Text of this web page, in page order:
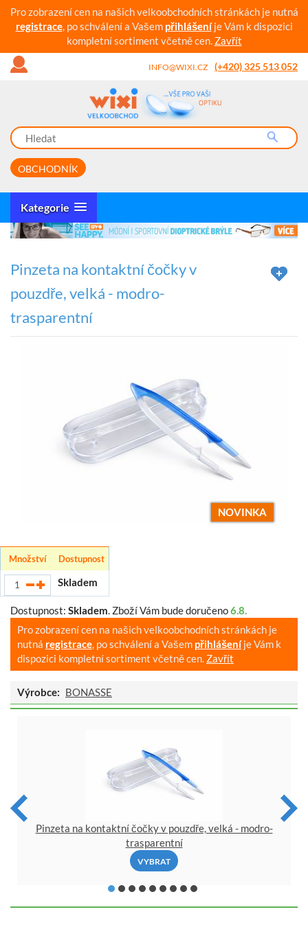
Pro zobrazení cen na našich velkoobchodních stránkách je nutná
registrace, po schválení a Vašem přihlášeníje Vám k dispozici
kompletní sortiment včetně cen. Zavřít
INFO@WIXI.CZ (+420) 325 513 052
OBCHODNÍK
Kategorie
Pinzeta na kontaktní čočky v
pouzdře, velká - modro-
trasparentní
NOVINKA
Množství Dostupnost
Skladem
Dostupnost: Skladem. Zboží Vám bude doručeno6.8.
Pro zobrazení cen na našich velkoobchodních stránkách je
nutná registrace, po schválení a Vašem přihlášeníje Vám k
dispozici kompletní sortiment včetně cen. Zavřít
Výrobce: BONASSE
Pinzeta na kontaktní čočky v pouzdře, velká - modro-
trasparentní
VYBRAT